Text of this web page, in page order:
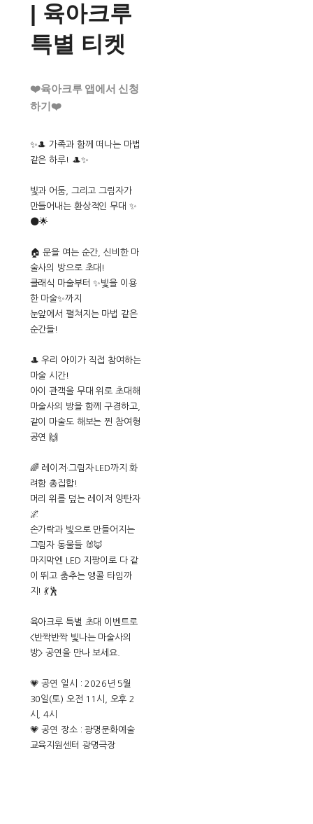
| 육아크루
특별 티켓
❤️육아크루 앱에서 신청
하기❤️
✨🎩 가족과 함께 떠나는 마법
같은 하루! 🎩✨
빛과 어둠, 그리고 그림자가
만들어내는 환상적인 무대 ✨
🌑🌟
🏠 문을 여는 순간, 신비한 마
술사의 방으로 초대!
클래식 마술부터 ✨빛을 이용
한 마술✨까지
눈앞에서 펼쳐지는 마법 같은
순간들!
🎩 우리 아이가 직접 참여하는
마술 시간!
아이 관객을 무대 위로 초대해
마술사의 방을 함께 구경하고,
같이 마술도 해보는 찐 참여형
공연 🙌
🌈 레이저·그림자·LED까지 화
려함 총집합!
머리 위를 덮는 레이저 양탄자
🌌
손가락과 빛으로 만들어지는
그림자 동물들 🐰🦊
마지막엔 LED 지팡이로 다 같
이 뛰고 춤추는 앵콜 타임까
지! 💃🕺
육아크루 특별 초대 이벤트로
<반짝반짝 빛나는 마술사의
방> 공연을 만나 보세요.
💗 공연 일시 : 2026년 5월
30일(토) 오전 11시, 오후 2
시, 4시
💗 공연 장소 : 광명문화예술
교육지원센터 광명극장